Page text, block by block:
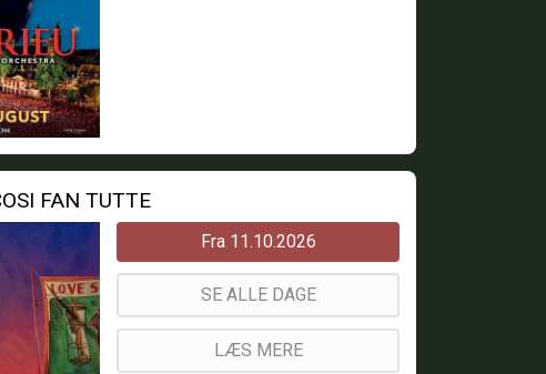
FAN TUTTE
Fra 11.10.2026
SE ALLE DAGE
LÆS MERE